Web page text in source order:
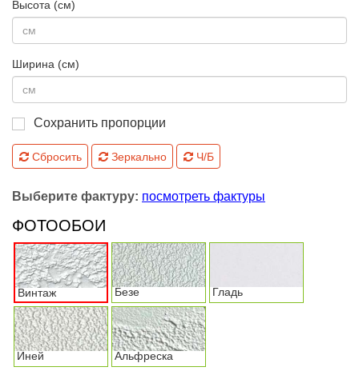
Высота (см)
Ширина (см)
Сохранить пропорции
Сбросить Зеркально Ч/Б
Выберите фактуру: посмотреть фактуры
ФОТООБОИ
Винтаж Безе Гладь
Иней Альфреска